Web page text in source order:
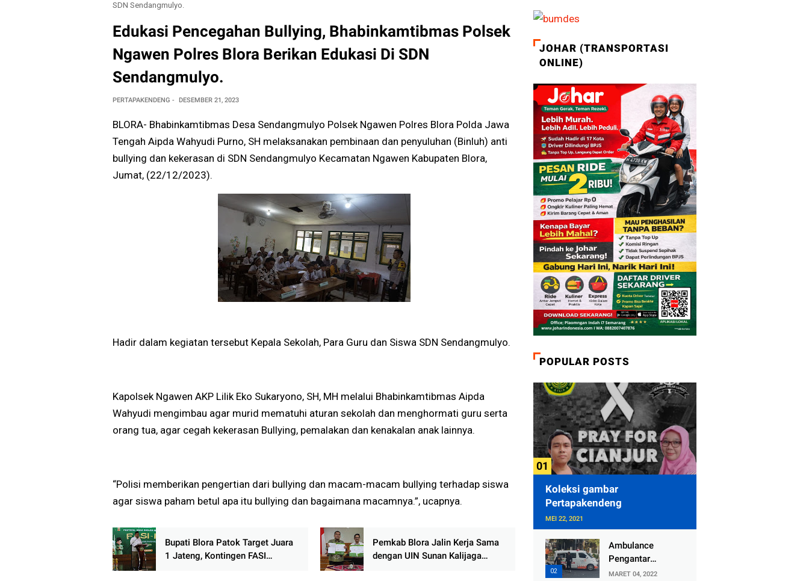
SDN Sendangmulyo.
Edukasi Pencegahan Bullying, Bhabinkamtibmas Polsek
Ngawen Polres Blora Berikan Edukasi Di SDN
Sendangmulyo.
PERTAPAKENDENG DESEMBER 21, 2023
BLORA- Bhabinkamtibmas Desa Sendangmulyo Polsek Ngawen Polres Blora Polda Jawa
Tengah Aipda Wahyudi Purno, SH melaksanakan pembinaan dan penyuluhan (Binluh) anti
bullying dan kekerasan di SDN Sendangmulyo Kecamatan Ngawen Kabupaten Blora,
Jumat, (22/12/2023).
Hadir dalam kegiatan tersebut Kepala Sekolah, Para Guru dan Siswa SDN Sendangmulyo.
Kapolsek Ngawen AKP Lilik Eko Sukaryono, SH, MH melalui Bhabinkamtibmas Aipda
Wahyudi mengimbau agar murid mematuhi aturan sekolah dan menghormati guru serta
orang tua, agar cegah kekerasan Bullying, pemalakan dan kenakalan anak lainnya.
“Polisi memberikan pengertian dari bullying dan macam-macam bullying terhadap siswa
agar siswa paham betul apa itu bullying dan bagaimana macamnya.”, ucapnya.
Bupati Blora Patok Target Juara
1 Jateng, Kontingen FASI
‎Pemkab Blora Jalin Kerja Sama
dengan UIN Sunan Kalijaga
JOHAR (TRANSPORTASI
ONLINE)
POPULAR POSTS
Koleksi gambar
Pertapakendeng
MEI 22, 2021
Ambulance
Pengantar
Jenazah Kepala
MARET 04, 2022